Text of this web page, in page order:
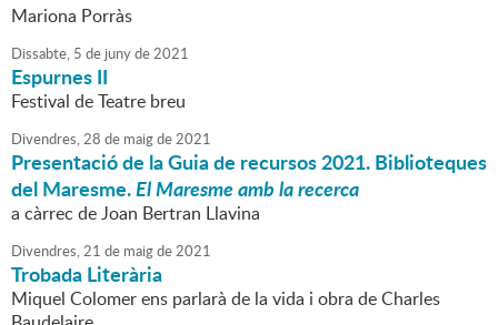
Mariona Porràs
Dissabte, 5 de junyde2021
Espurnes II
Festival de Teatre breu
Divendres,28 de maigde2021
Presentació de la Guia de recursos 2021. Biblioteques
del Maresme.El Maresme amb la recerca
a càrrec de Joan Bertran Llavina
Divendres,21 de maigde2021
Trobada Literària
Miquel Colomer ens parlarà de la vida i obra de Charles